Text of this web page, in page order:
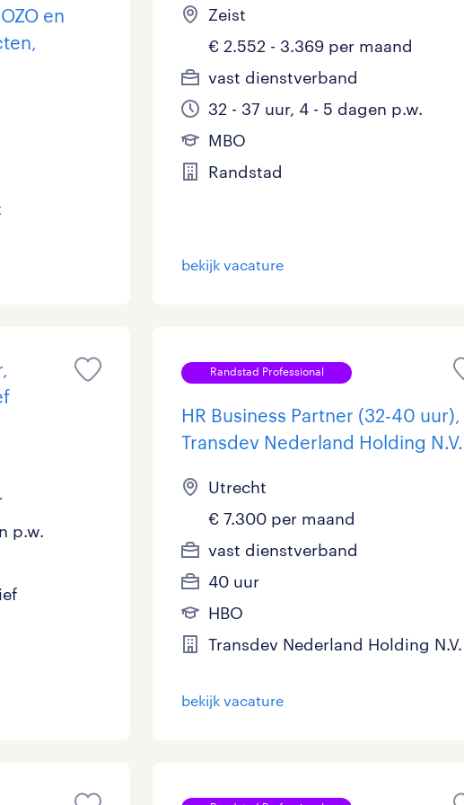
en
Zeist
€ 2.552 - 3.369 per maand
vast dienstverband
32 - 37 uur, 4 - 5 dagen p.w.
MBO
Randstad
bekijk vacature
p.w.
Randstad Professional
HR Business Partner (32-40 uur),
Transdev Nederland Holding N.V.
Utrecht
€ 7.300 per maand
vast dienstverband
40 uur
HBO
Transdev Nederland Holding N.V.
bekijk vacature